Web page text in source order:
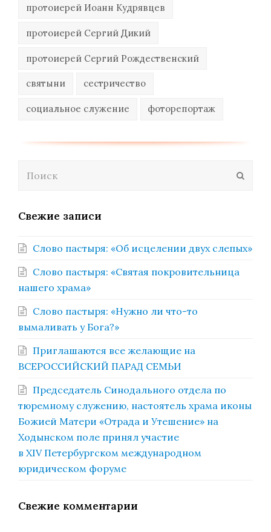
протоиерей Иоанн Кудрявцев
протоиерей Сергий Дикий
протоиерей Сергий Рождественский
святыни сестричество
социальное служение фоторепортаж
Свежие записи
Слово пастыря: «Об исцелении двух слепых»
Слово пастыря: «Святая покровительница
нашего храма»
Слово пастыря: «Нужно ли что-то
вымаливать у Бога?»
Приглашаются все желающие на
ВСЕРОССИЙСКИЙ ПАРАД СЕМЬИ
Председатель Синодального отдела по
тюремному служению, настоятель храма иконы
Божией Матери «Отрада и Утешение» на
Ходынском поле принял участие
в XIV Петербургском международном
юридическом форуме
Свежие комментарии